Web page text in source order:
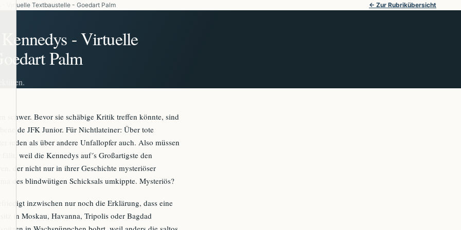
- Virtuelle Textbaustelle - Goedart Palm ← Zur Rubrikübersicht
Kennedys - Virtuelle
Palm
schwer. Bevor sie schäbige Kritik treffen könnte, sind
de JFK Junior. Für Nichtlateiner: Über tote
reden als über andere Unfallopfer auch. Also müssen
fällt, weil die Kennedys auf´s Großartigste den
der nicht nur in ihrer Geschichte mysteriöser
des blindwütigen Schicksals umkippte. Mysteriös?
inzwischen nur noch die Erklärung, dass eine
in Moskau, Havanna, Tripolis oder Bagdad